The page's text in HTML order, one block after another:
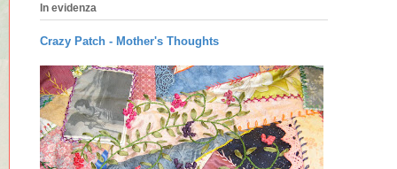
In evidenza
Crazy Patch - Mother's Thoughts